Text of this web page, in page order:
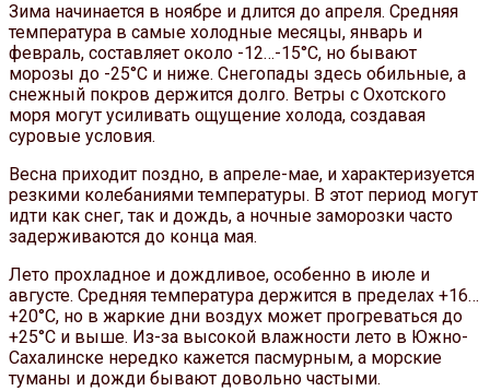
Зима начинается в ноябре и длится до апреля. Средняя
температура в самые холодные месяцы, январь и
февраль, составляет около -12…-15°C, но бывают
морозы до -25°C и ниже. Снегопады здесь обильные, а
снежный покров держится долго. Ветры с Охотского
моря могут усиливать ощущение холода, создавая
суровые условия.
Весна приходит поздно, в апреле-мае, и характеризуется
резкими колебаниями температуры. В этот период могут
идти как снег, так и дождь, а ночные заморозки часто
задерживаются до конца мая.
Лето прохладное и дождливое, особенно в июле и
августе. Средняя температура держится в пределах +16…
+20°C, но в жаркие дни воздух может прогреваться до
+25°C и выше. Из-за высокой влажности лето в Южно-
Сахалинске нередко кажется пасмурным, а морские
туманы и дожди бывают довольно частыми.